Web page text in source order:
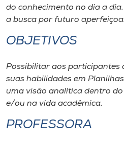
A-
do conhecimento no dia a
a busca por futuro
OBJETIVOS
Possibilitar aos participantes
suas habilidades em
uma visão analítica dentro
e/ou na vida acadêmica.
PROFESSORA